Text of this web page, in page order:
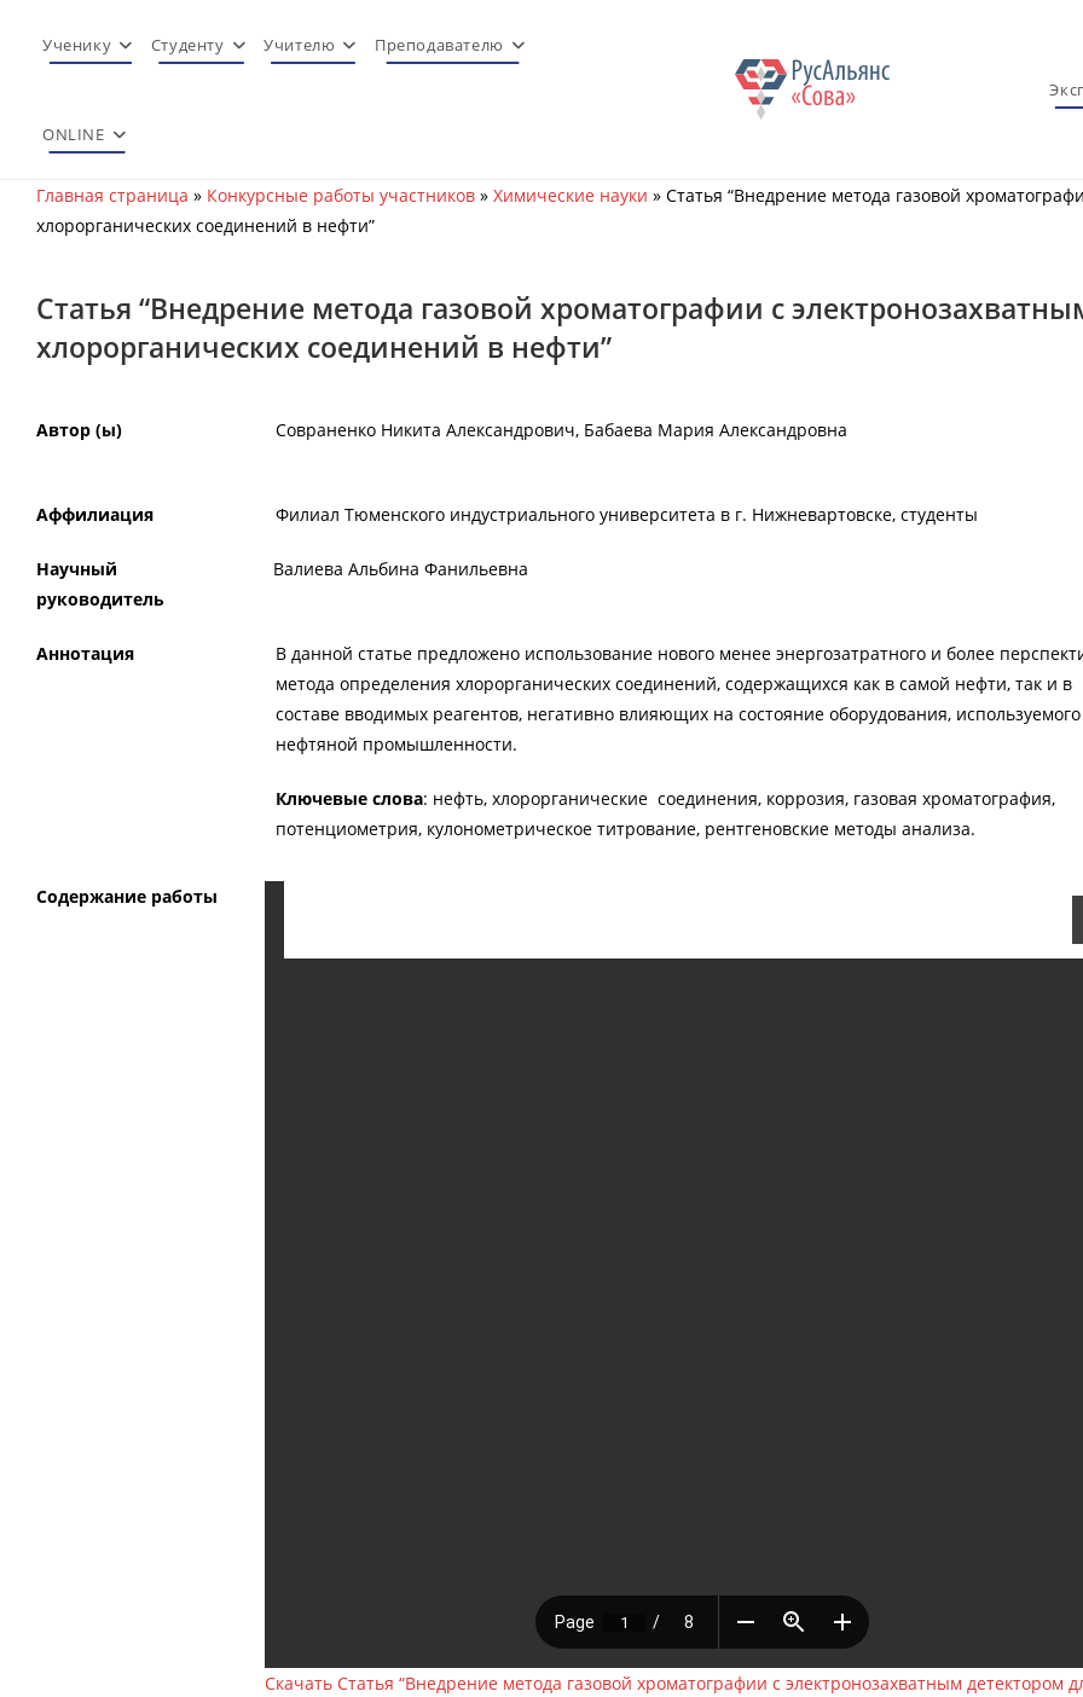
Ученику Студенту Учителю Преподавателю
ONLINE
Главная страница » Конкурсные работы участников » Химические науки » Статья “Внедрение метода газовой
хлорорганических соединений в нефти”
Статья “Внедрение метода газовой хроматографии с
хлорорганических соединений в нефти”
Автор (ы) Совраненко Никита Александрович, Бабаева Мария Александровна
Аффилиация Филиал Тюменского индустриального университета в г. Нижневартовске, студенты
Научный
руководитель
Валиева Альбина Фанильевна
Аннотация
В данной статье предложено использование нового менее энергозатратного и более
метода определения хлорорганических соединений, содержащихся как в самой нефти, так и в
составе вводимых реагентов, негативно влияющих на состояние оборудования,
нефтяной промышленности.
Ключевые слова: нефть, хлорорганические соединения, коррозия, газовая хроматография,
потенциометрия, кулонометрическое титрование, рентгеновские методы анализа.
Содержание работы
Скачать Статья “Внедрение метода газовой хроматографии с электронозахватным детектором